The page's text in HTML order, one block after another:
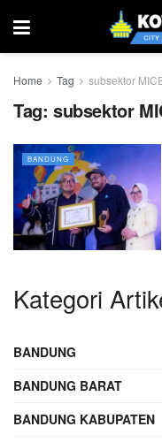
Home Tag subsektor
Tag: subsektor
BANDUNG
Kategori
BANDUNG
BANDUNG BARAT
BANDUNG KABUPATEN